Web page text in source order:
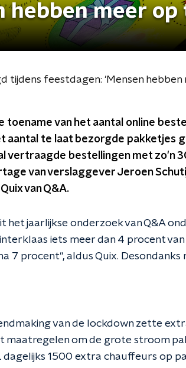
hebben meer
tijdens feestdagen: 'Mensen
toename van het aantal online
aantal te laat bezorgde pakketjes
vertraagde bestellingen met zo'n
van verslaggever Jeroen
van Q&A.
het jaarlijkse onderzoek van Q&A
iets meer dan 4 procent
7 procent", aldus Quix.
van de lockdown zette
maatregelen om de grote stroom
1500 extra chauffeurs op